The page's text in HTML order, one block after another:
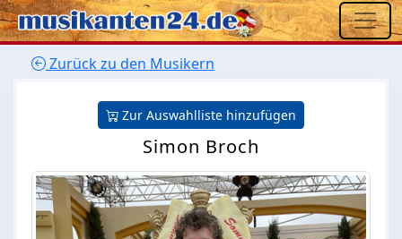
Zurück zu den Musikern
Zur Auswahlliste hinzufügen
Simon Broch